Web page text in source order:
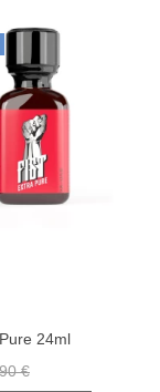
24ml
€